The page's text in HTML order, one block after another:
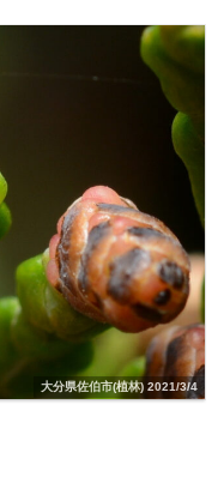
大分県佐伯市(植林) 2021/3/4